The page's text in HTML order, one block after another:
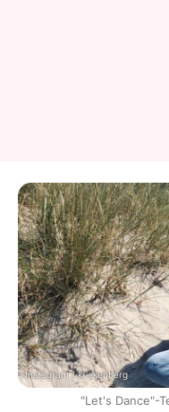
Instagram / kriekenberg
"Let's Dance"-